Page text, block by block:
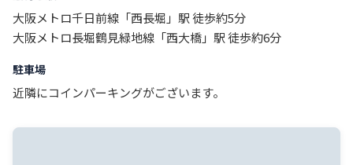
大阪メトロ千日前線「西長堀」駅 徒歩約5分
大阪メトロ長堀鶴見緑地線「西大橋」駅 徒歩約6分
駐車場
近隣にコインパーキングがございます。